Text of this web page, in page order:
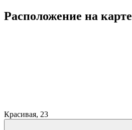
Расположение на карте
Красивая, 23